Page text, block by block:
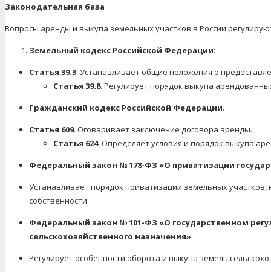
Законодательная база
Вопросы аренды и выкупа земельных участков в России
Земельный кодекс Российской Федерации:
Статья 39.3. Устанавливает общие положения о
Статья 39.8. Регулирует порядок выкупа
Гражданский кодекс Российской Федерации.
Статья 609. Оговаривает заключение договора аренды.
Статья 624. Определяет условия и порядок выкупа
Федеральный закон № 178-ФЗ «О приватизации
Устанавливает порядок приватизации земельных
собственности.
Федеральный закон № 101-ФЗ «О государственном
сельскохозяйственного назначения»:
Регулирует особенности оборота и выкупа земель